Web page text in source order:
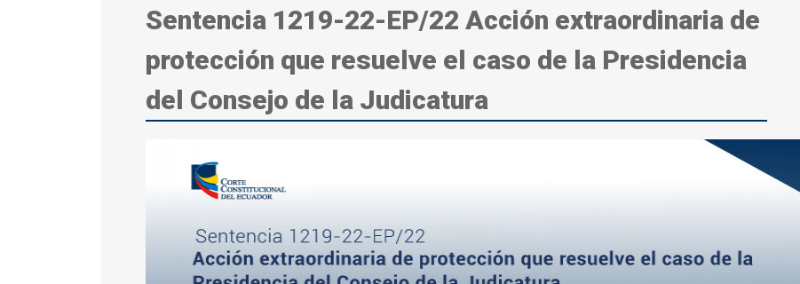
Sentencia 1219-22-EP/22 Acción extraordinaria de
protección que resuelve el caso de la Presidencia
del Consejo de la Judicatura